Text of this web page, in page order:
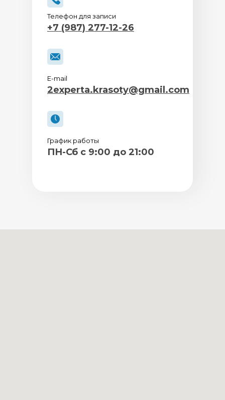
Телефон для записи
+7 (987) 277-12-26
E-mail
2experta.krasoty@gmail.com
График работы
ПН-Сб с 9:00 до 21:00